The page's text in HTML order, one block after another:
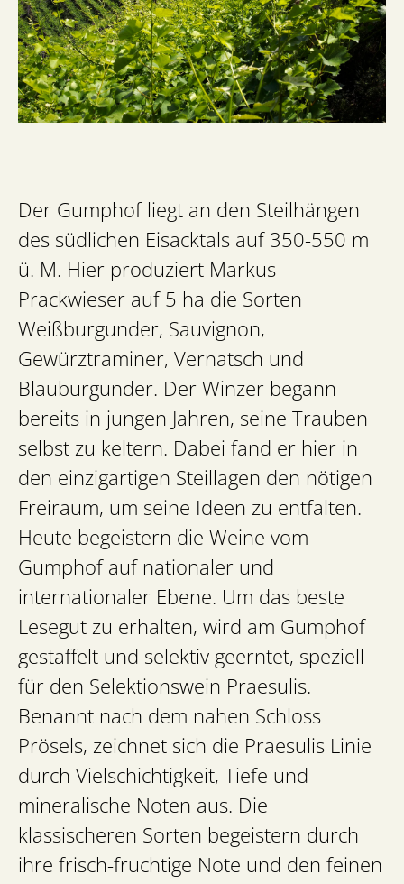
Der Gumphof liegt an den Steilhängen
des südlichen Eisacktals auf 350-550 m
ü. M. Hier produziert Markus
Prackwieser auf 5 ha die Sorten
Weißburgunder, Sauvignon,
Gewürztraminer, Vernatsch und
Blauburgunder. Der Winzer begann
bereits in jungen Jahren, seine Trauben
selbst zu keltern. Dabei fand er hier in
den einzigartigen Steillagen den nötigen
Freiraum, um seine Ideen zu entfalten.
Heute begeistern die Weine vom
Gumphof auf nationaler und
internationaler Ebene. Um das beste
Lesegut zu erhalten, wird am Gumphof
gestaffelt und selektiv geerntet, speziell
für den Selektionswein Praesulis.
Benannt nach dem nahen Schloss
Prösels, zeichnet sich die Praesulis Linie
durch Vielschichtigkeit, Tiefe und
mineralische Noten aus. Die
klassischeren Sorten begeistern durch
ihre frisch-fruchtige Note und den feinen